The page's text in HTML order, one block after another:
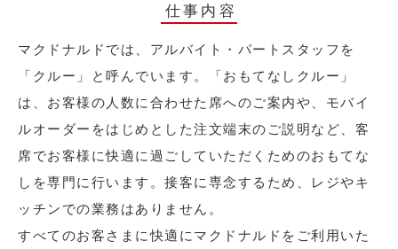
仕事内容
マクドナルドでは、アルバイト・パートスタッフを
「クルー」と呼んでいます。「おもてなしクルー」
は、お客様の人数に合わせた席へのご案内や、モバイ
ルオーダーをはじめとした注文端末のご説明など、客
席でお客様に快適に過ごしていただくためのおもてな
しを専門に行います。接客に専念するため、レジやキ
ッチンでの業務はありません。
すべてのお客さまに快適にマクドナルドをご利用いた